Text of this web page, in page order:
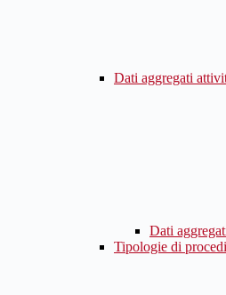
Dati aggregati
Dati
Tipologie di